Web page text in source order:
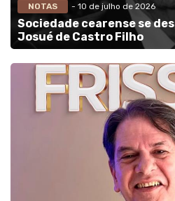
NOTAS - 10 de julho de 2026
Sociedade cearense se
Josué de Castro Filho